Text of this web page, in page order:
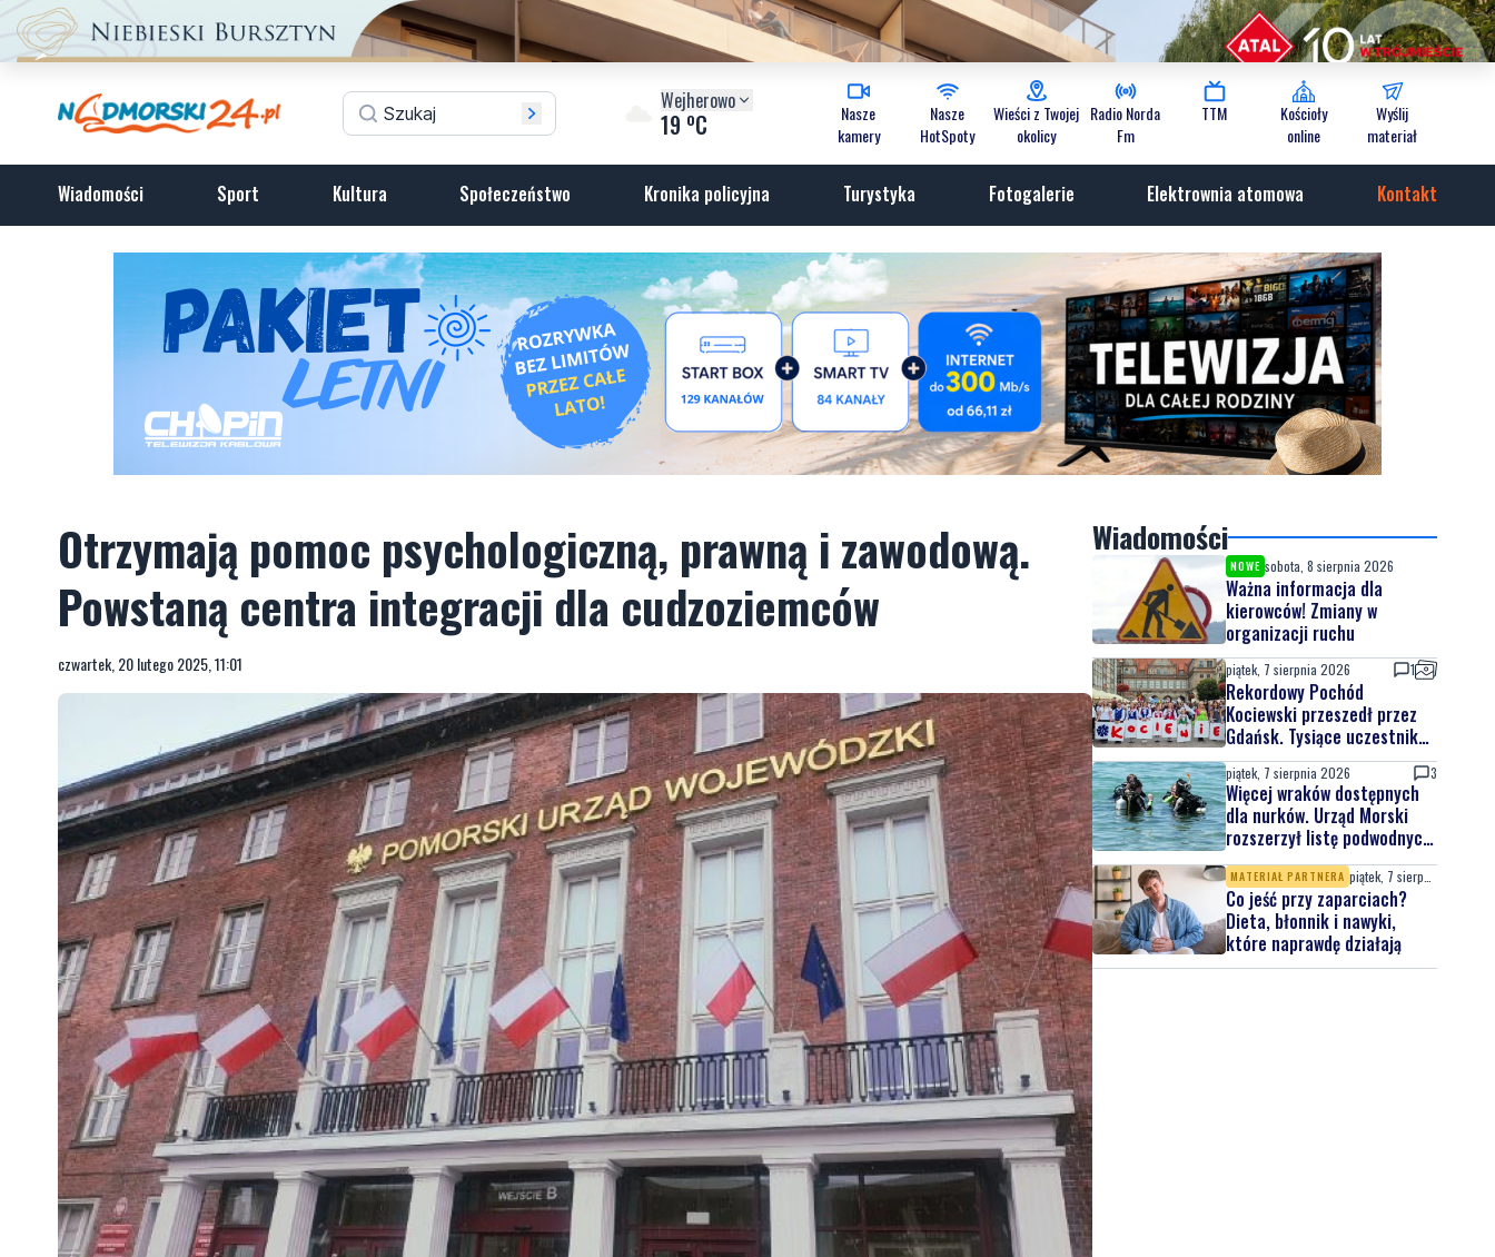
Wejherowo
19 oC
Nasze
kamery
Nasze
HotSpoty
Wieści z Twojej
okolicy
Radio Norda
Fm
TTM
Kościoły
online
Wyślij
materiał
Wiadomości Sport Kultura Społeczeństwo Kronika policyjna Turystyka Fotogalerie Elektrownia atomowa Kontakt
Otrzymają pomoc psychologiczną, prawną i zawodową.
Powstaną centra integracji dla cudzoziemców
czwartek, 20 lutego 2025, 11:01
Wiadomości
NOWE sobota, 8 sierpnia 2026
Ważna informacja dla
kierowców! Zmiany w
organizacji ruchu
piątek, 7 sierpnia 2026 1
Rekordowy Pochód
Kociewski przeszedł przez
Gdańsk. Tysiące uczestników
na jubileuszowej edycji
piątek, 7 sierpnia 2026 3
Więcej wraków dostępnych
dla nurków. Urząd Morski
rozszerzył listę podwodnych
atrakcji
MATERIAŁ PARTNERA
Co jeść przy zaparciach?
Dieta, błonnik i nawyki,
które naprawdę działają